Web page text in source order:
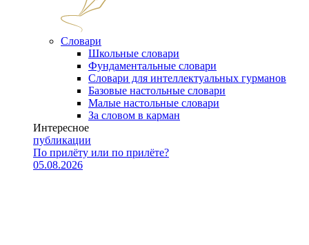
Словари
Школьные словари
Фундаментальные словари
Словари для интеллектуальных гурманов
Базовые настольные словари
Малые настольные словари
За словом в карман
Интересное
публикации
По прилёту или по прилёте?
05.08.2026